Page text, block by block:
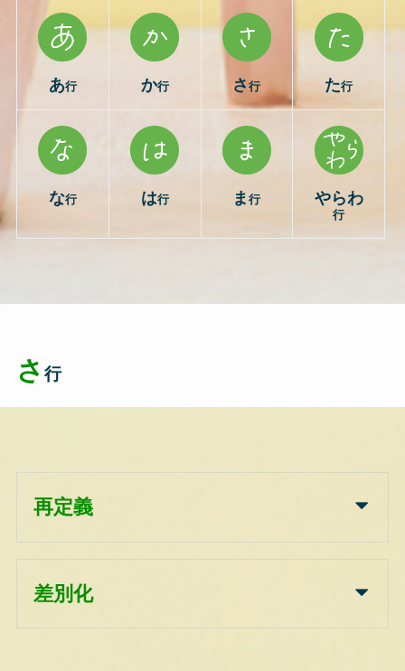
あ行 か行 さ行 た行
な行 は行 ま行 やらわ
行
さ 行
再定義
差別化